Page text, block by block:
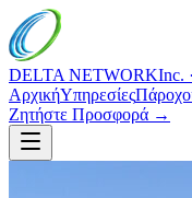
DELTA NETWORKInc.
ΑρχικήΥπηρεσίες
Ζητήστε Προσφορά →